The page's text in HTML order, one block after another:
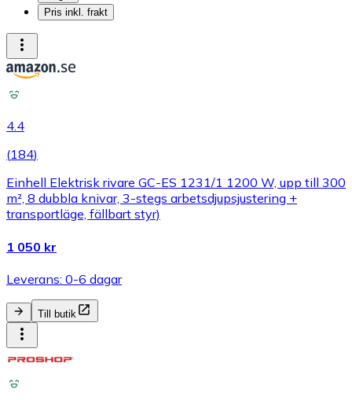
Pris inkl. frakt
4.4
(184)
Einhell Elektrisk rivare GC-ES 1231/1 1200 W, upp till 300
m², 8 dubbla knivar, 3-stegs arbetsdjupsjustering +
transportläge, fällbart styr)
1 050 kr
Leverans: 0-6 dagar
Till butik